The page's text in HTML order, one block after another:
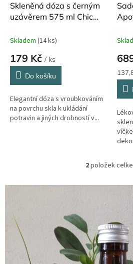
Skleněná dóza s černým
uzávěrem 575 ml Chic
Skladem (14 ks)
179 Kč / ks
Do košíku
Elegantní dóza s vroubkováním
na povrchu skla k ukládání
potravin a jiných drobností v...
cena:
O
l
a
c
í
p
r
2položek